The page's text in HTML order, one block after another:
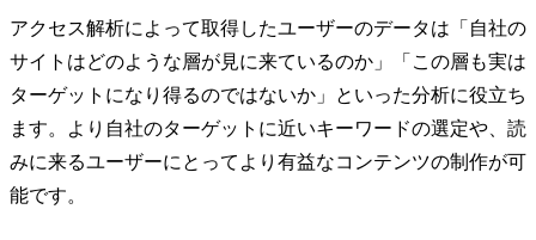
アクセス解析によって取得したユーザーのデータは「自社の
サイトはどのような層が見に来ているのか」「この層も実は
ターゲットになり得るのではないか」といった分析に役立ち
ます。より自社のターゲットに近いキーワードの選定や、読
みに来るユーザーにとってより有益なコンテンツの制作が可
能です。